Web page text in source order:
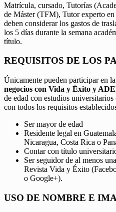
Matrícula, cursado, Tutorías
de Máster (TFM), Tutor experto
deben considerar los gastos de
los 5 días durante la semana
título.
REQUISITOS DE LOS
Únicamente pueden participar en
negocios con Vida y Éxito y
de edad con estudios
con todos los requisitos
Ser mayor de edad
Residente legal en
Nicaragua, Costa Rica o
Contar con título
Ser seguidor de al menos
Revista Vida y Éxito
o Google+).
USO DE NOMBRE E